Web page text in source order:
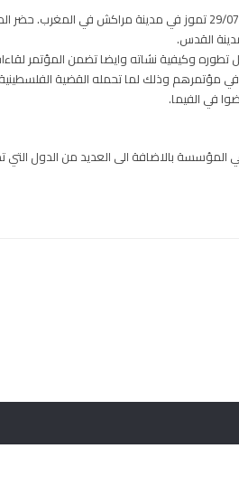
القدس.
وكيفية نشاته وايضا تضمن المؤتمر
مؤتمرهم وذلك لما تحمله القضية
في الفيما.